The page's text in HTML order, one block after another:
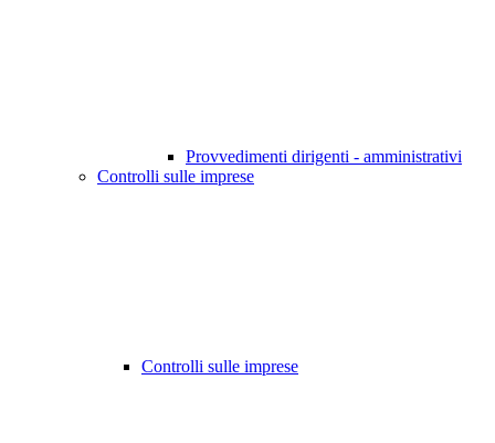
Provvedimenti dirigenti - amministrativi
Controlli sulle imprese
Controlli sulle imprese